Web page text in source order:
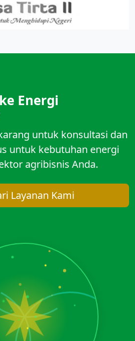
Energi
untuk konsultasi dan
untuk kebutuhan energi
agribisnis Anda.
Layanan Kami